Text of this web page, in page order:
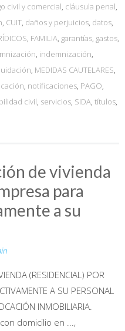
civil y comercial, cláusula penal,
, CUIT, daños y perjuicios, datos,
, FAMILIA, garantías, gastos,
, indemnización,
, MEDIDAS CAUTELARES,
, notificaciones, PAGO,
civil, servicios, SIDA, títulos,
de vivienda
para
a su
(RESIDENCIAL) POR
A SU PERSONAL
INMOBILIARIA.
con domicilio en ...,